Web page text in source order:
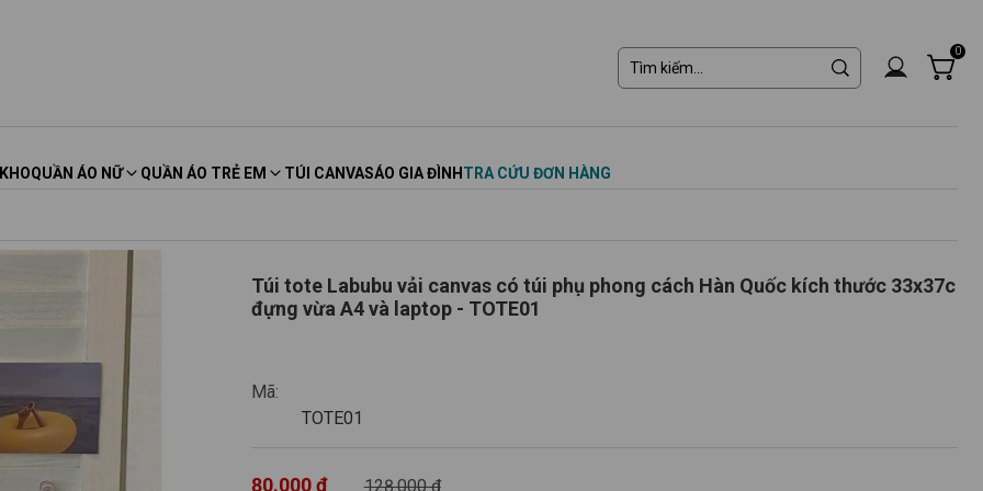
0
QUẦN ÁO NỮ QUẦN ÁO TRẺ EM TÚI CANVASÁO GIA ĐÌNH TRA CỨU ĐƠN HÀNG
TOTE01
Túi tote Labubu vải canvas có túi phụ phong cách Hàn Quốc kích thước 33x37c
đựng vừa A4 và laptop - TOTE01
Mã:
128.000 ₫
80.000 ₫
TOTE01